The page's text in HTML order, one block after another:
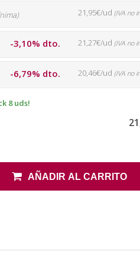
21,95€/ud (IVA no
-3,10% dto. 21,27€/ud (IVA no
-6,79% dto. 20,46€/ud (IVA no
8 uds!
AÑADIR AL CARRITO